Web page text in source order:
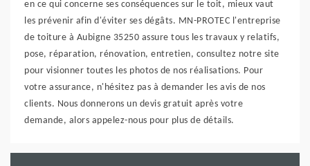
en ce qui concerne ses conséquences sur le toit, mieux vaut
les prévenir afin d'éviter ses dégâts. MN-PROTEC l'entreprise
de toiture à Aubigne 35250 assure tous les travaux y relatifs,
pose, réparation, rénovation, entretien, consultez notre site
pour visionner toutes les photos de nos réalisations. Pour
votre assurance, n'hésitez pas à demander les avis de nos
clients. Nous donnerons un devis gratuit après votre
demande, alors appelez-nous pour plus de détails.